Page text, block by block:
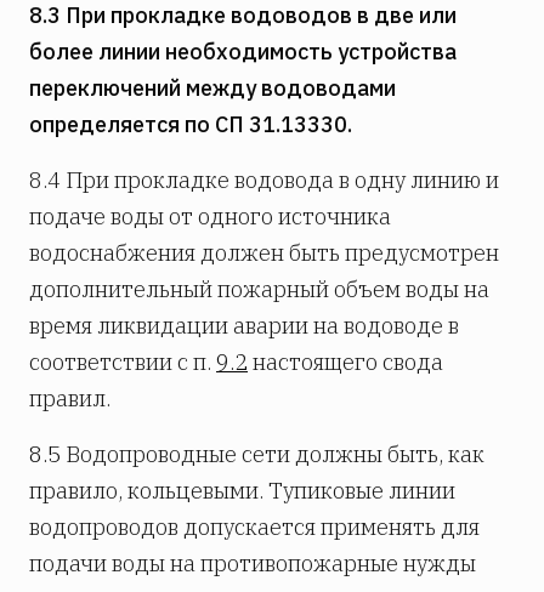
8.3 При прокладке водоводов в две или
более линии необходимость устройства
переключений между водоводами
определяется по СП 31.13330.
8.4 При прокладке водовода в одну линию и
подаче воды от одного источника
водоснабжения должен быть предусмотрен
дополнительный пожарный объем воды на
время ликвидации аварии на водоводе в
соответствии с п. 9.2 настоящего свода
правил.
8.5 Водопроводные сети должны быть, как
правило, кольцевыми. Тупиковые линии
водопроводов допускается применять для
подачи воды на противопожарные нужды